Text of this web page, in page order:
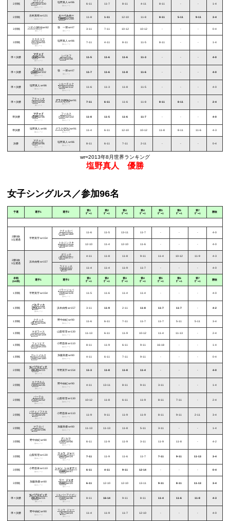
２回戦
ウラソフ
(RUS)wr100
第20シード
塩野真人 wr86
第13シード
6-11 11-7 8-11 4-11 8-11 - - 1-4
２回戦
吉村真晴wr121
第26シード
エーベルホー
(SWE)wr288
11-8 1-11 12-10 11-8 8-11 5-11 9-11 3-4
３回戦
ツボイ (BRA)wr82
第9シード
張 一博 wr47
第3シード
3-11 7-11 10-12 10-12 - - - 0-4
３回戦
スカチコフ
(RUS)wr55
第4シード
塩野真人 wr86
第13シード
7-11 4-11 8-11 11-5 8-11 - - 1-4
準々決勝
マチャド
(ESP)wr96
第17シード
シバエフ
(RUS)wr56
11-5 11-6 11-6 11-3 - - - 4-0
準々決勝
フィルス
(GER)wr102
第22シード
張 一博 wr47
第3シード
11-7 11-6 11-8 11-6 - - - 4-0
準々決勝
塩野真人 wr86
第13シード
シルーチェク
(CZE)wr112
第24シード
11-6 11-3 11-8 11-5 - - - 4-0
準々決勝
アチャンタ
(IND)wr56
第7シード
グラク(POL)wr91
第15シード
7-11 6-11 11-6 11-8 8-11 8-11 - 2-4
準決勝
マチャド
(ESP)wr96
第17シード
フィルス
(GER)wr102
第22シード
11-8 11-5 11-6 11-7 - - - 4-0
準決勝
塩野真人 wr86
第13シード
グラク (POL)wr91
第15シード
11-4 6-11 12-10 10-12 11-8 8-11 11-6 4-3
決勝
マチャド
(ESP)wr96
第17シード
塩野真人 wr86
第13シード
8-11 6-11 7-11 2-11 - - - 0-4
wr=2013年8月世界ランキング
塩野真人 優勝
女子シングルス／参加96名
予選 選手1 選手2
第1
ｹﾞｰﾑ
第2
ｹﾞｰﾑ
第3
ｹﾞｰﾑ
第4
ｹﾞｰﾑ
第5
ｹﾞｰﾑ
第6
ｹﾞｰﾑ
第7
ｹﾞｰﾑ
勝敗
2勝0敗
1位通過
平野美宇wr154
クチェロバ
(CZE)wr369
11-6 11-5 13-11 11-7 - - - 4-0
トルジンスキ
(SRB)wr345
12-10 11-4 12-10 11-6 - - - 4-0
2勝0敗
1位通過
浜本由惟wr157
ガリッチ
(SLO)wr377
4-11 11-8 11-8 9-11 11-4 10-12 11-9 4-3
ラドニッチ
(SRB)349
11-4 11-4 11-9 11-7 - - - 4-0
本戦
(64枠)
選手1 選手2
第1
ｹﾞｰﾑ
第2
ｹﾞｰﾑ
第3
ｹﾞｰﾑ
第4
ｹﾞｰﾑ
第5
ｹﾞｰﾑ
第6
ｹﾞｰﾑ
第7
ｹﾞｰﾑ
勝敗
１回戦 平野美宇wr154
バラージョバ
(SVK)wr124
第26シード
11-5 11-6 11-4 11-4 - - - 4-0
１回戦
パルティカ
(POL)wr76
第18シード
浜本由惟wr157 3-11 11-9 2-11 11-8 11-7 11-7 - 4-2
１回戦
クチュク
(BLR)wr426
野中由紀 wr90
第24シード
11-6 6-11 7-11 11-7 11-7 5-11 5-11 3-4
１回戦
マダラース
(HUN)wr144
山梨有理wr130
第28シード
11-13 6-11 11-9 10-12 11-4 11-13 - 2-4
１回戦
フェツヒナ
(RUS)wr255
小野思保wr110
第24シード
8-11 11-9 6-11 9-11 16-18 - - 1-4
１回戦
クレーメルス
(NED)wr180
加藤美優 wr80
第20シード
4-11 6-11 7-11 9-11 - - - 0-4
２回戦
Vi.パブロビッチ
(BLR)wr15
第1シード
平野美宇wr154 11-3 11-8 11-8 11-4 - - - 4-0
２回戦
エクホルム
(SWE)wr35
第6シード
野中由紀 wr90
第24シード
4-11 13-11 8-11 9-11 3-11 - - 1-4
２回戦
バーテル
(GER)wr52
第11シード
山梨有理wr130
第28シード
10-12 11-8 6-11 11-9 8-11 7-11 - 2-4
２回戦
バチェノフスカ
(CZE)wr29
第4シード
小野思保 wr110
第24シード
11-9 9-11 11-9 11-9 8-11 9-11 2-11 3-4
２回戦
マテロバ
(CZE)wr196
加藤美優 wr80
第20シード
11-13 11-13 11-8 5-11 3-11 - - 1-4
３回戦
野中由紀 wr90
第24シード
P.ソルヤ
(GER)wr66
第15シード
6-11 11-9 11-9 3-11 11-9 11-8 - 4-2
３回戦
山梨有理wr130
第28シード
リュウ･ジャー
(AUT)wr24
第3シード
7-11 11-9 11-6 11-7 7-11 9-11 11-13 3-4
３回戦
小野思保wr110
第24シード
シャン･シャオナー
(GER)wr47
6-11 4-11 9-11 12-14 - - - 0-4
３回戦
加藤美優 wr80
第20シード
リー･ジャオ
(NED)wr20
第2シード
6-11 12-10 12-10 13-11 9-11 8-11 11-13 3-4
準々決勝
Vi.パブロビッチ
(BLR)wr15
第1シード
ジルバーアイゼン
(GER)wr36
第7シード
8-11 16-14 9-11 8-11 11-4 11-6 11-8 4-3
準々決勝
野中由紀 wr90
第24シード
リュウ･ジャー
(AUT)wr24
第3シード
11-4 11-9 11-7 12-10 - - - 4-0